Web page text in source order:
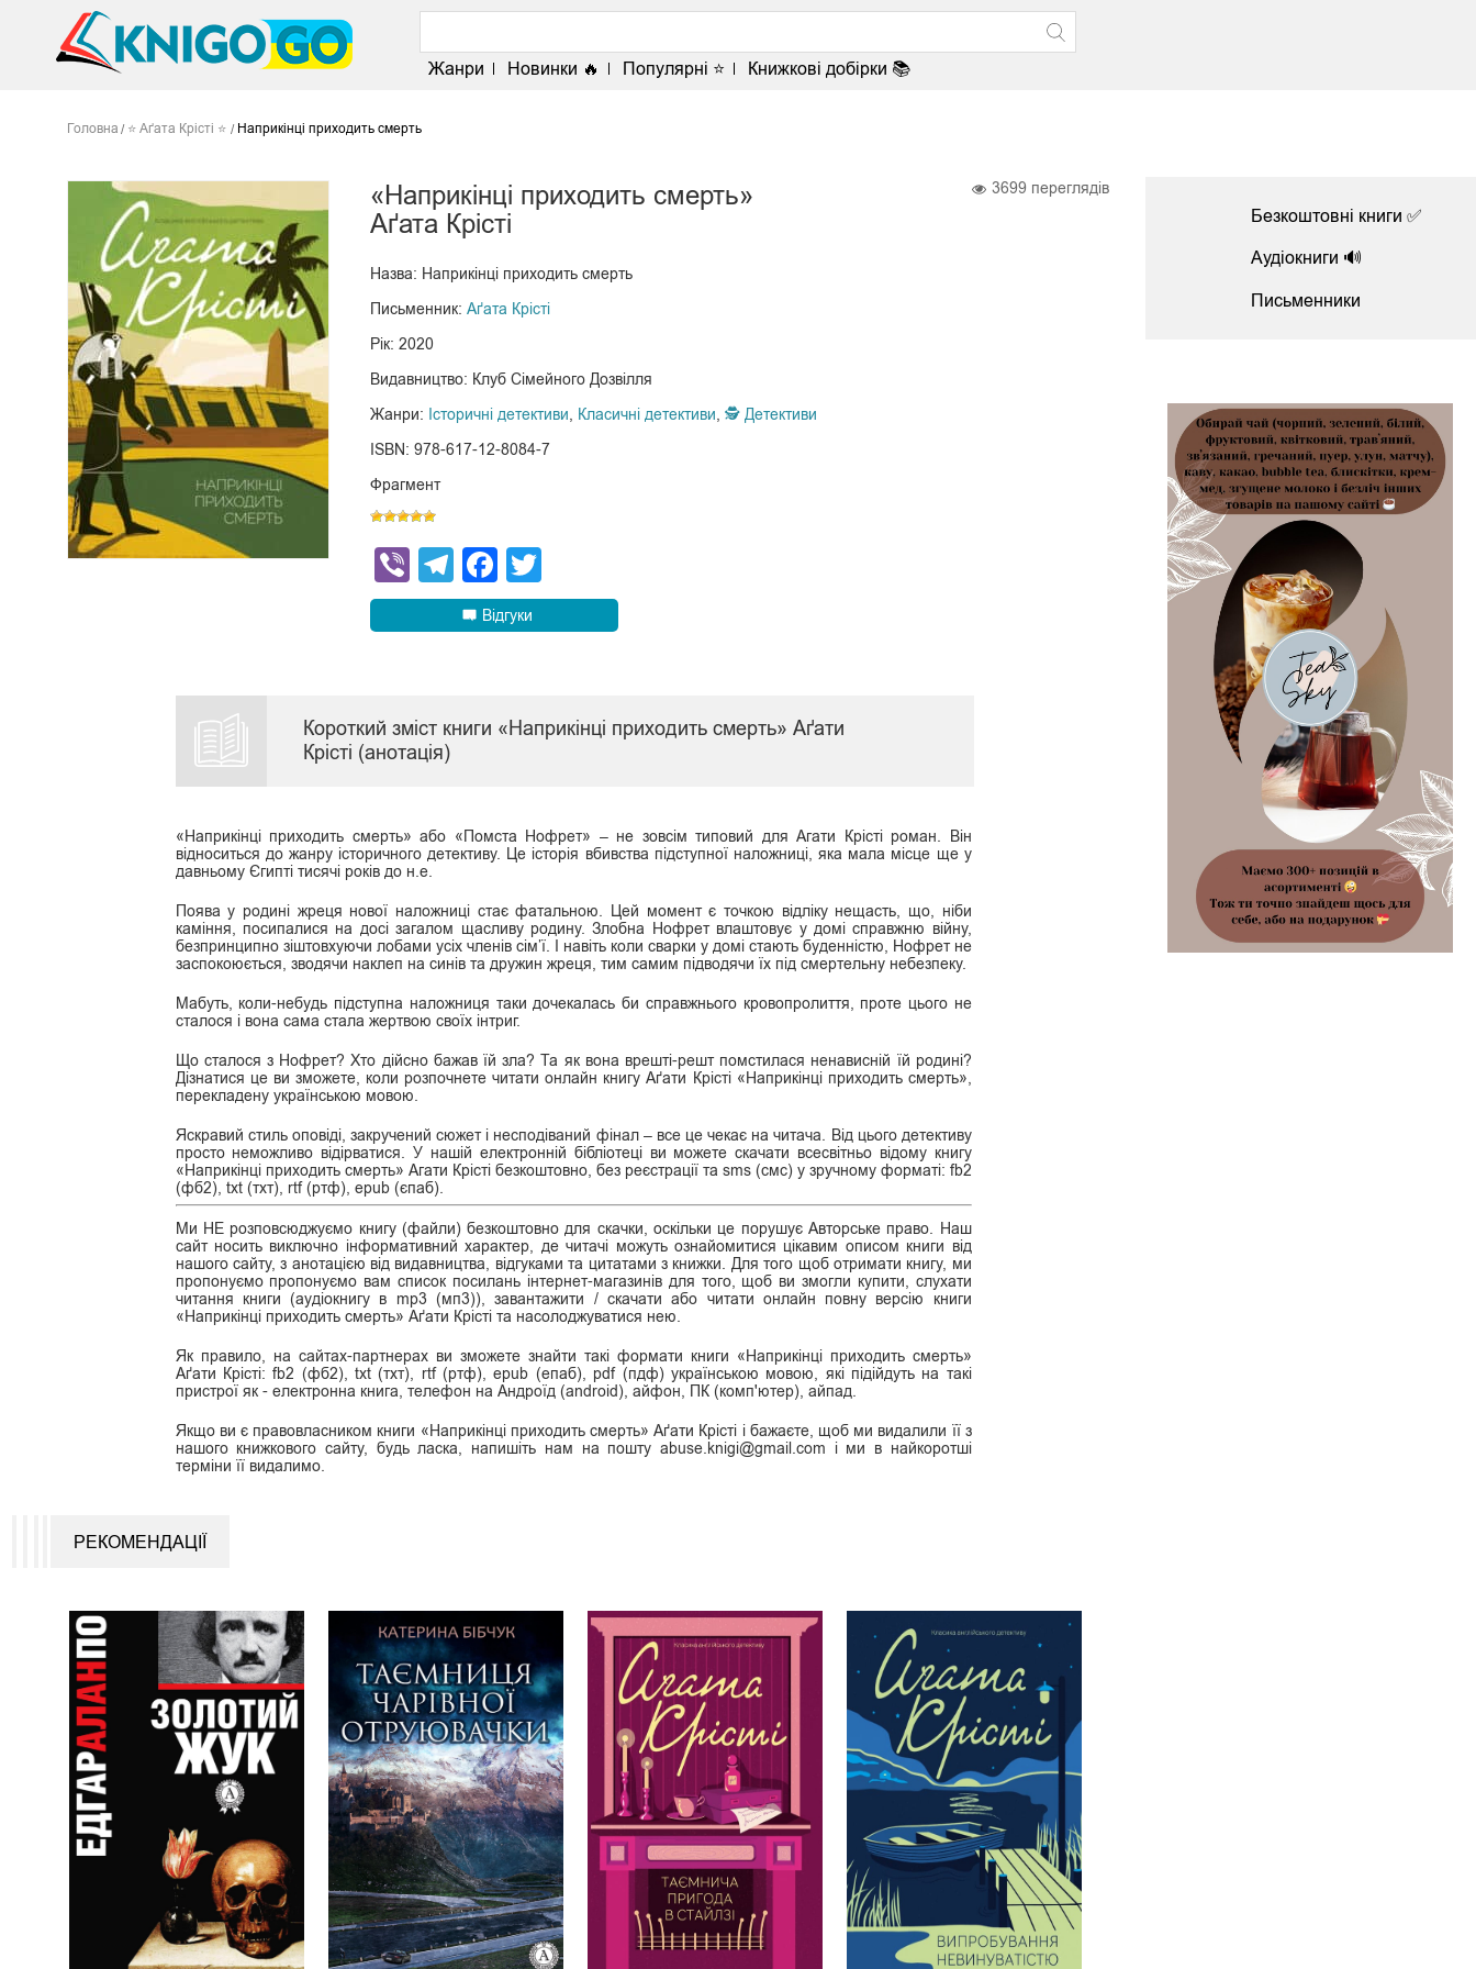
Жанри Новинки 🔥 Популярні ⭐ Книжкові добірки 📚
<
Головна ⭐ Аґата Крісті ⭐ Наприкінці приходить смерть
«Наприкінці приходить смерть»
Аґата Крісті
Назва: Наприкінці приходить смерть
Письменник: Аґата Крісті
Рік: 2020
Видавництво: Клуб Сімейного Дозвілля
Жанри: Історичні детективи Класичні детективи 🕵 Детективи
ISBN: 978-617-12-8084-7
Фрагмент
ViberTelegram
Facebook
Відгуки
3699 переглядів
Короткий зміст книги «Наприкінці приходить смерть» Аґати
Крісті (анотація)
«Наприкінці приходить смерть» або «Помста Нофрет» – не зовсім типовий для Агати Крісті роман. Він
відноситься до жанру історичного детективу. Це історія вбивства підступної наложниці, яка мала місце ще у
давньому Єгипті тисячі років до н.е.
Поява у родині жреця нової наложниці стає фатальною. Цей момент є точкою відліку нещасть, що, ніби
каміння, посипалися на досі загалом щасливу родину. Злобна Нофрет влаштовує у домі справжню війну,
безпринципно зіштовхуючи лобами усіх членів сім’ї. І навіть коли сварки у домі стають буденністю, Нофрет не
заспокоюється, зводячи наклеп на синів та дружин жреця, тим самим підводячи їх під смертельну небезпеку.
Мабуть, коли-небудь підступна наложниця таки дочекалась би справжнього кровопролиття, проте цього не
сталося і вона сама стала жертвою своїх інтриг.
Що сталося з Нофрет? Хто дійсно бажав їй зла? Та як вона врешті-решт помстилася ненависній їй родині?
Дізнатися це ви зможете, коли розпочнете читати онлайн книгу Аґати Крісті «Наприкінці приходить смерть»,
перекладену українською мовою.
Яскравий стиль оповіді, закручений сюжет і несподіваний фінал – все це чекає на читача. Від цього детективу
просто неможливо відірватися. У нашій електронній бібліотеці ви можете скачати всесвітньо відому книгу
«Наприкінці приходить смерть» Агати Крісті безкоштовно, без реєстрації та sms (смс) у зручному форматі: fb2
(фб2), txt (тхт), rtf (ртф), epub (єпаб).
Ми НЕ розповсюджуємо книгу (файли) безкоштовно для скачки, оскільки це порушує Авторське право. Наш
сайт носить виключно інформативний характер, де читачі можуть ознайомитися цікавим описом книги від
нашого сайту, з анотацією від видавництва, відгуками та цитатами з книжки. Для того щоб отримати книгу, ми
пропонуємо пропонуємо вам список посилань інтернет-магазинів для того, щоб ви змогли купити, слухати
читання книги (аудіокнигу в mp3 (мп3)), завантажити / скачати або читати онлайн повну версію книги
«Наприкінці приходить смерть» Аґати Крісті та насолоджуватися нею.
Як правило, на сайтах-партнерах ви зможете знайти такі формати книги «Наприкінці приходить смерть»
Аґати Крісті: fb2 (фб2), txt (тхт), rtf (ртф), epub (епаб), pdf (пдф) українською мовою, які підійдуть на такі
пристрої як - електронна книга, телефон на Андроїд (android), айфон, ПК (комп'ютер), айпад.
Якщо ви є правовласником книги «Наприкінці приходить смерть» Аґати Крісті і бажаєте, щоб ми видалили її з
нашого книжкового сайту, будь ласка, напишіть нам на пошту abuse.knigi@gmail.com і ми в найкоротші
терміни її видалимо.
РЕКОМЕНДАЦІЇ
Безкоштовні книги ✅
Аудіокниги 🔊
Письменники